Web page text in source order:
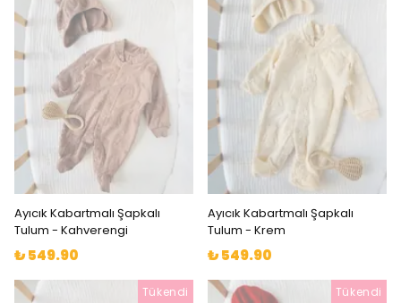
Ayıcık Kabartmalı Şapkalı
Tulum - Kahverengi
₺ 549.90
Ayıcık Kabartmalı Şapkalı
Tulum - Krem
₺ 549.90
Tükendi Tükendi